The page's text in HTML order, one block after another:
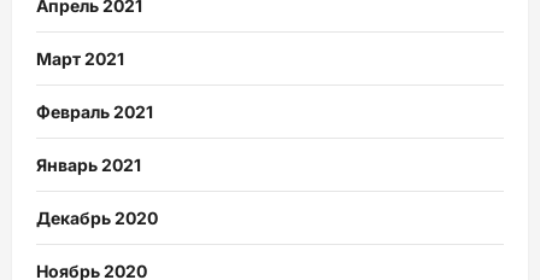
Апрель 2021
Март 2021
Февраль 2021
Январь 2021
Декабрь 2020
Ноябрь 2020